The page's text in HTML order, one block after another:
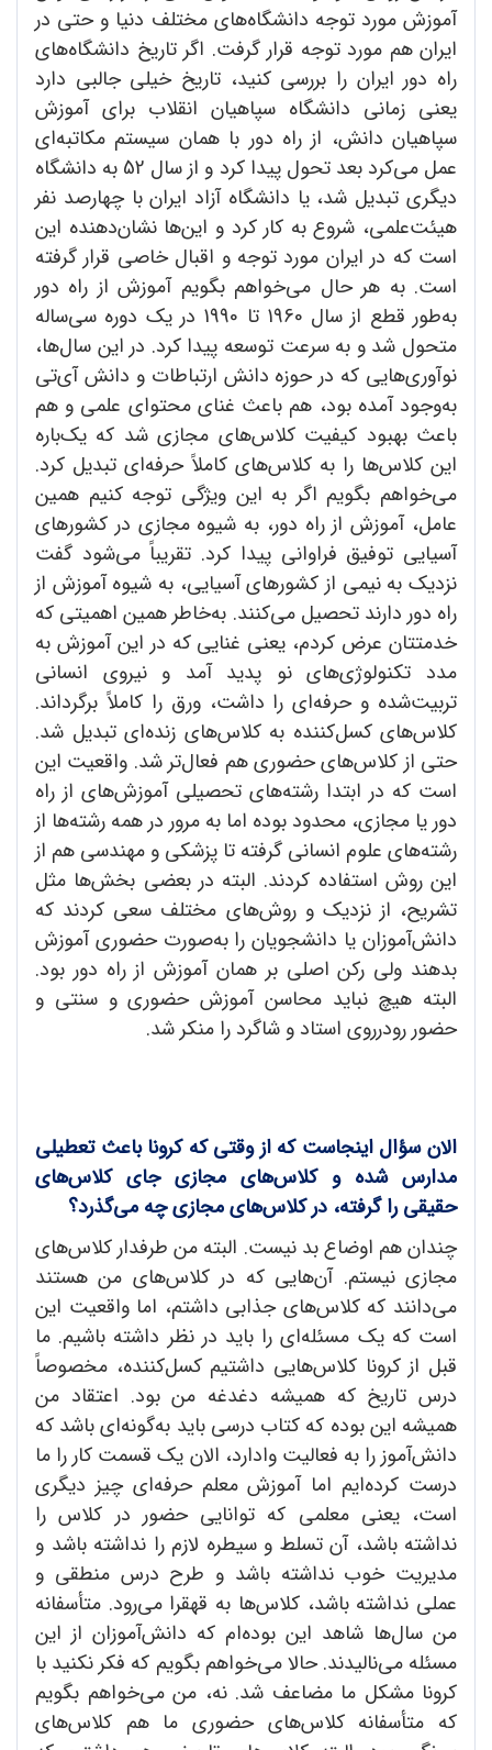
آموزش مورد توجه دانشگاه‌های مختلف دنیا و حتی در
ایران هم مورد توجه قرار گرفت. اگر تاریخ دانشگاه‌های
راه دور ایران را بررسی کنید، تاریخ خیلی جالبی دارد
یعنی زمانی‌ دانشگاه سپاهیان انقلاب برای آموزش
سپاهیان دانش، از راه دور با همان سیستم مکاتبه‌ای
عمل می‌کرد بعد تحول پیدا کرد و از سال 52 به دانشگاه
دیگری تبدیل شد، یا دانشگاه آزاد ایران با چهارصد نفر
هیئت‌علمی، شروع به کار کرد و این‌ها نشان‌دهنده این
است که در ایران مورد توجه و اقبال خاصی قرار گرفته
است. به هر حال می‌خواهم بگویم آموزش از راه دور
به‌طور قطع از سال 1960 تا 1990 در یک دوره سی‌ساله
متحول شد و به سرعت توسعه پیدا کرد. در این سال‌ها،
نوآوری‌هایی که در حوزه دانش ارتباطات و دانش آی‌تی
به‌وجود آمده بود، هم باعث غنای محتوای علمی و هم
باعث بهبود کیفیت کلاس‌های مجازی شد که یک‌باره
این کلاس‌ها را به کلاس‌های کاملاً حرفه‌ای تبدیل کرد.
می‌‌خواهم بگویم اگر به این ویژگی توجه کنیم همین
عامل، آموزش از راه دور، به شیوه مجازی در کشورهای
آسیایی توفیق فراوانی پیدا کرد. تقریباً می‌شود گفت
نزدیک به نیمی از کشورهای آسیایی، به شیوه آموزش از
راه دور دارند تحصیل می‌کنند. به‌خاطر همین اهمیتی که
خدمتتان عرض کردم، یعنی غنایی که در این آموزش به
مدد تکنولوژی‌های نو پدید آمد و نیروی انسانی
تربیت‌شده و حرفه‌ای را داشت، ورق را کاملاً برگرداند.
کلاس‌های کسل‌کننده به کلاس‌های زنده‌ای تبدیل شد.
حتی از کلاس‌های حضوری هم فعال‌تر شد. واقعیت این
است که در ابتدا رشته‌های تحصیلی آموزش‌های از راه
دور یا مجازی، محدود بوده اما به مرور در همه رشته‌ها از
رشته‌های علوم انسانی گرفته تا پزشکی و مهندسی هم از
این روش استفاده کردند. البته در بعضی بخش‌ها مثل
تشریح، از نزدیک و روش‌های مختلف سعی کردند که
دانش‌آموزان یا دانشجویان را به‌صورت حضوری آموزش
بدهند ولی رکن اصلی بر همان آموزش از راه دور بود.
البته هیچ نباید محاسن آموزش حضوری و سنتی و
حضور رودرروی استاد و شاگرد را منکر شد.
الان سؤال اینجاست که از وقتی که کرونا باعث تعطیلی
مدارس شده و کلاس‌های مجازی جای کلاس‌های
حقیقی را گرفته، در کلاس‌های مجازی چه می‌گذرد؟
چندان هم اوضاع بد نیست. البته من طرفدار کلاس‌های
مجازی نیستم. آن‌هایی که در کلاس‌های من هستند
می‌دانند که کلاس‌های جذابی داشتم، اما واقعیت این
است که یک مسئله‌ای را باید در نظر داشته باشیم. ما
قبل از کرونا کلاس‌هایی داشتیم کسل‌کننده، مخصوصاً
درس تاریخ که همیشه دغدغه من بود. اعتقاد من
همیشه این بوده که کتاب درسی باید به‌گونه‌ای باشد که
دانش‌آموز را به فعالیت وادارد، الان یک قسمت کار را ما
درست کرده‌ایم اما آموزش معلم حرفه‌ای چیز دیگری
است، یعنی معلمی که توانایی حضور در کلاس را
نداشته باشد، آن تسلط و سیطره لازم را نداشته باشد و
مدیریت خوب نداشته باشد و طرح درس منطقی و
عملی نداشته باشد، کلاس‌ها به قهقرا می‌رود. متأسفانه
من سال‌ها شاهد این بوده‌ام که دانش‌آموزان از این
مسئله می‌نالیدند. حالا می‌خواهم بگویم که فکر نکنید با
کرونا مشکل ما مضاعف شد. نه، من می‌خواهم بگویم
که متأسفانه کلاس‌های حضوری ما هم کلاس‌های